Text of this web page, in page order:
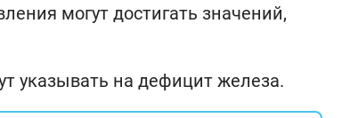
могут достигать значений,
указывать на дефицит железа.